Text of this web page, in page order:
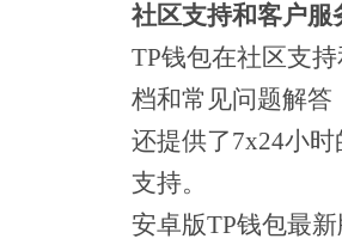
社区支持和客户服
TP钱包在社区支
档和常见问题解答
还提供了7x24小
支持。
安卓版TP钱包最